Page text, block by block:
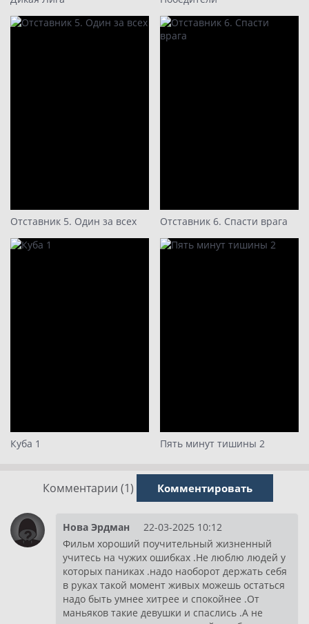
Отставник 5. Один за всех Отставник 6. Спасти врага
Куба 1 Пять минут тишины 2
Комментарии (1) Комментировать
Нова Эрдман
22-03-2025 10:12
Фильм хороший поучительный жизненный
учитесь на чужих ошибках .Не люблю людей у
которых паниках .надо наоборот держать себя
в руках такой момент живых можешь остаться
надо быть умнее хитрее и спокойнее .От
маньяков такие девушки и спаслись .А не